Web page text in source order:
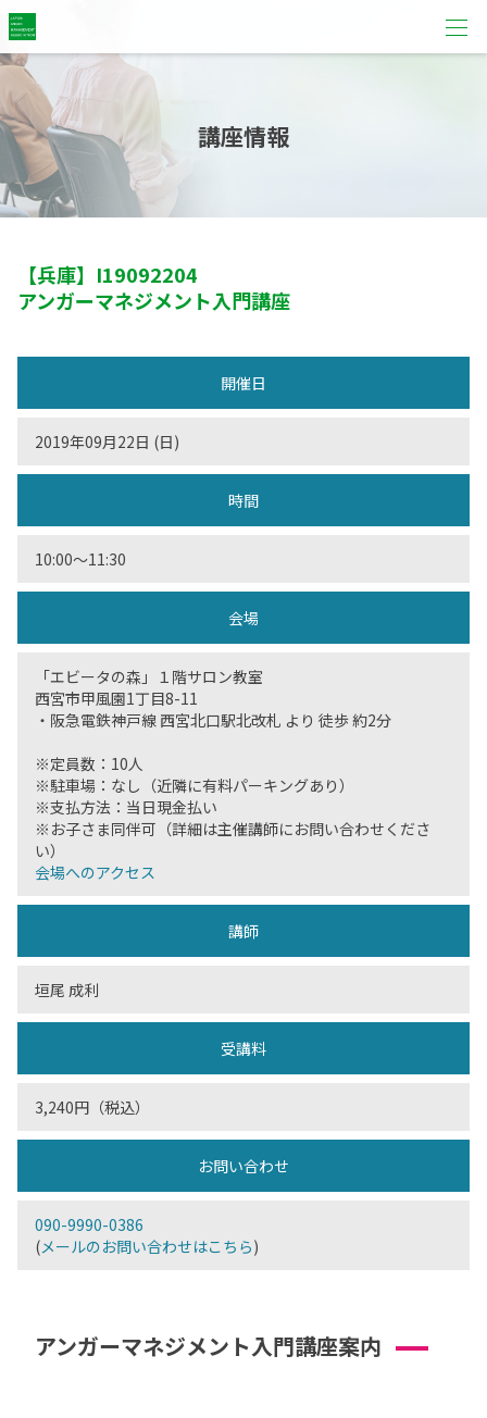
講座情報
【兵庫】 I19092204
アンガーマネジメント入門講座
開催日
2019年09月22日 (日)
時間
10:00〜11:30
会場
「エビータの森」１階サロン教室
西宮市甲風園1丁目8-11
・阪急電鉄神戸線 西宮北口駅北改札 より 徒歩 約2分
※定員数：10人
※駐車場：なし（近隣に有料パーキングあり）
※支払方法：当日現金払い
※お子さま同伴可（詳細は主催講師にお問い合わせくださ
い）
会場へのアクセス
講師
垣尾 成利
受講料
3,240円（税込）
お問い合わせ
090-9990-0386
(メールのお問い合わせはこちら)
アンガーマネジメント入門講座案内